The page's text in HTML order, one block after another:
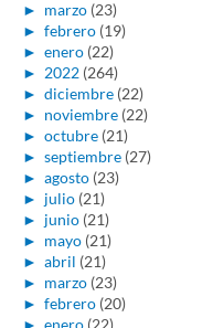
► marzo (23)
► febrero (19)
► enero (22)
► 2022 (264)
► diciembre (22)
► noviembre (22)
► octubre (21)
► septiembre (27)
► agosto (23)
► julio (21)
► junio (21)
► mayo (21)
► abril (21)
► marzo (23)
► febrero (20)
► enero (22)